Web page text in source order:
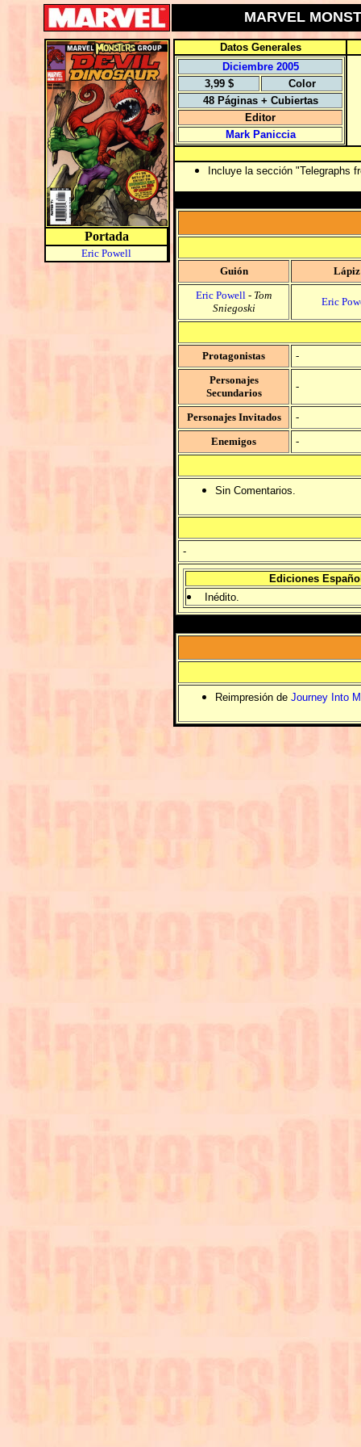
MARVEL
Portada
Eric Powell
Datos Generales
Diciembre 2005
3,99 $
Color
48 Páginas + Cubiertas
Editor
Mark Paniccia
Incluye la sección "Telegraphs
Guión
Lápiz
Eric Powell - Tom
Sniegoski
Eric
Protagonistas
-
Personajes
Secundarios
-
Personajes Invitados
-
Enemigos
-
Sin Comentarios.
-
Ediciones
Inédito.
Reimpresión de Journey Into